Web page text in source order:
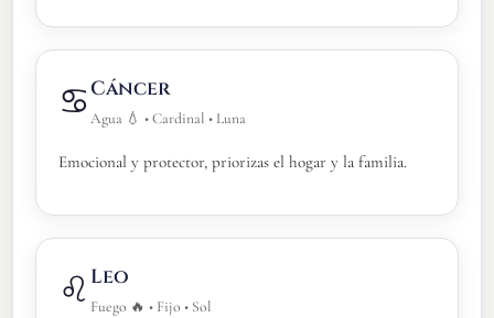
♋ Cáncer
Agua 💧 • Cardinal • Luna
Emocional y protector, priorizas el hogar y la familia.
♌ Leo
Fuego 🔥 • Fijo • Sol